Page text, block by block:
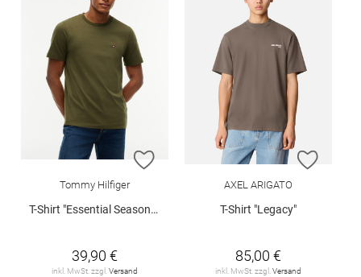
ZUR WUNSCHLISTE HINZUFÜGEN
Tommy Hilfiger
T-Shirt "Essential Seasonal"
39,90 €
inkl. MwSt. zzgl. Versand
ZUR
AXEL ARIGATO
T-Shirt "Legacy"
85,00 €
inkl. MwSt. zzgl. Versand